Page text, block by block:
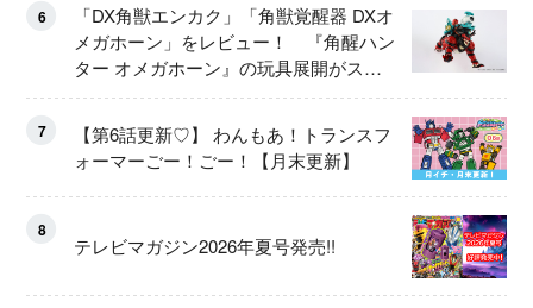
6
「DX角獣エンカク」「角獣覚醒器 DXオ
メガホーン」をレビュー！ 『角醒ハン
ター オメガホーン』の玩具展開がスタ
ート！
7
【第6話更新♡】 わんもあ！トランスフ
ォーマーごー！ごー！【月末更新】
8
テレビマガジン2026年夏号発売!!